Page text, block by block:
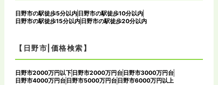
日野市の駅徒歩5分以内日野市の駅徒歩10分以内
日野市の駅徒歩15分以内日野市の駅徒歩20分以内
【日野市|価格検索】
日野市2000万円以下 日野市2000万円台 日野市3000万円台
日野市4000万円台 日野市5000万円台 日野市6000万円以上